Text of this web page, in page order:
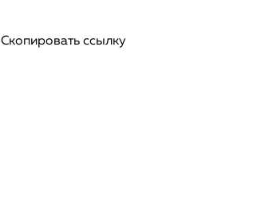
Скопировать ссылку